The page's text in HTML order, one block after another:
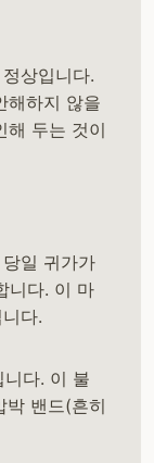
상입니다.
해하지 않을
해 두는 것이
일 귀가가
니다. 이 마
다.
다. 이 불
박 밴드(흔히